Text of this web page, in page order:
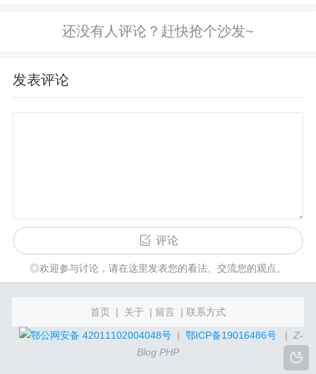
发表评论
评论
◎欢迎参与讨论，请在这里发表您的看法、交流您的观点。
首页 | 关于 | 留言 | 联系方式
鄂公网安备 42011102004048号 | 鄂ICP备19016486号 | Z-
Blog PHP